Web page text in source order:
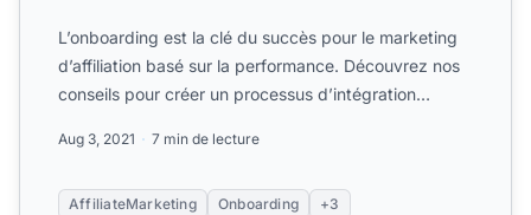
L’onboarding est la clé du succès pour le marketing
d’affiliation basé sur la performance. Découvrez nos
conseils pour créer un processus d’intégration
Aug 3, 2021 7 min de lecture
AffiliateMarketing Onboarding +3